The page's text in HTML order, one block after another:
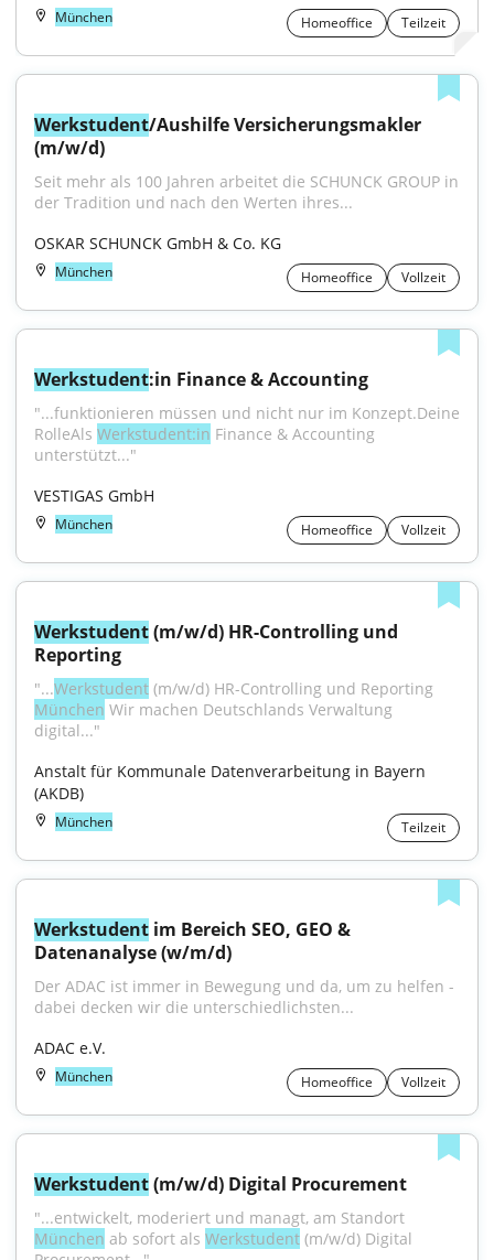
München Homeoffice Teilzeit
Werkstudent/Aushilfe Versicherungsmakler
(m/w/d)
Seit mehr als 100 Jahren arbeitet die SCHUNCK GROUP in
der Tradition und nach den Werten ihres...
OSKAR SCHUNCK GmbH & Co. KG
München Homeoffice Vollzeit
Werkstudent:in Finance & Accounting
"...funktionieren müssen und nicht nur im Konzept.Deine
RolleAls Werkstudent:in Finance & Accounting
unterstützt..."
VESTIGAS GmbH
München Homeoffice Vollzeit
Werkstudent (m/w/d) HR-Controlling und
Reporting
"...Werkstudent
München Wir machen Deutschlands Verwaltung
digital..."
Anstalt für Kommunale Datenverarbeitung in Bayern
(AKDB)
München Teilzeit
Werkstudent im Bereich SEO, GEO &
Datenanalyse (w/m/d)
Der ADAC ist immer in Bewegung und da, um zu helfen -
dabei decken wir die unterschiedlichsten...
ADAC e.V.
München Homeoffice Vollzeit
Werkstudent (m/w/d) Digital Procurement
München ab sofort als Werkstudent (m/w/d) Digital